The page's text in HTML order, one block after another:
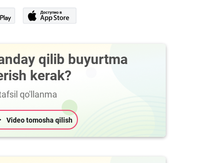
qilib buyurtma
kerak?
qo'llanma
Video tomosha qilish